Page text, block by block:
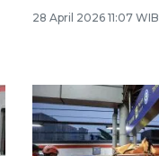
28 April 2026 11:07 WIB